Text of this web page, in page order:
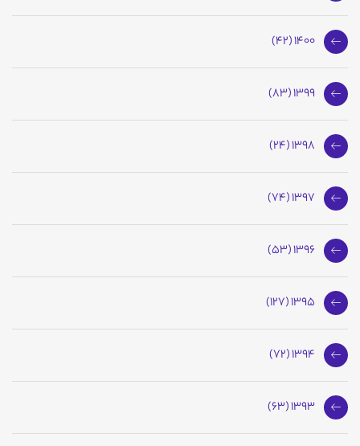
1400 (42)
1399 (83)
1398 (24)
1397 (74)
1396 (53)
1395 (127)
1394 (72)
1393 (63)